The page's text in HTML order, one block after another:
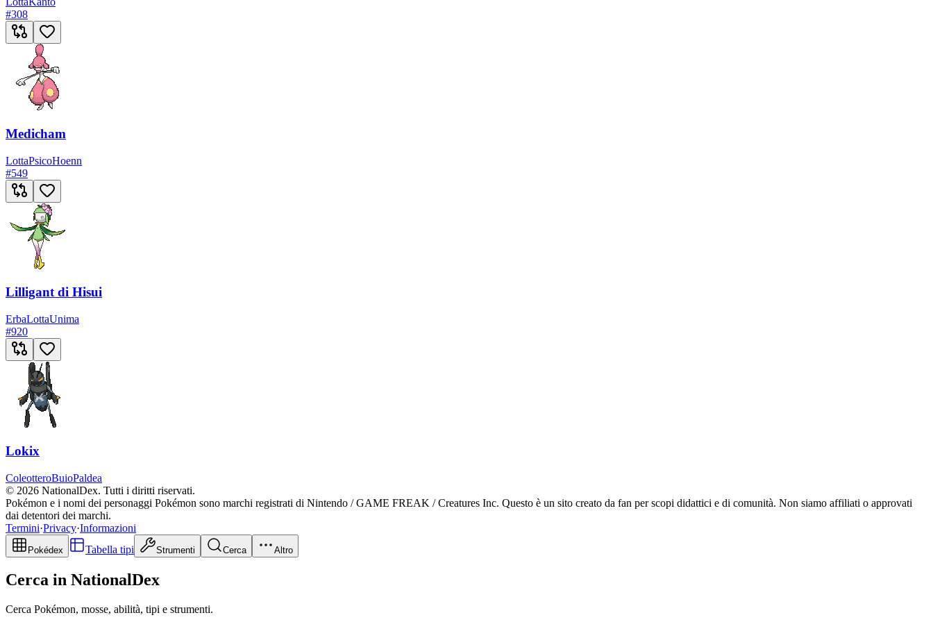
#308
Medicham
LottaPsicoHoenn
#549
Lilligant di Hisui
ErbaLottaUnima
#920
Lokix
ColeotteroBuioPaldea
© 2026 NationalDex. Tutti i diritti riservati.
Pokémon e i nomi dei personaggi Pokémon sono marchi registrati di Nintendo / GAME FREAK / Creatures Inc. Questo è un sito creato da fan per scopi didattici e di comunità. Non siamo affiliati o approvati
dai detentori dei marchi.
Termini·Privacy·Informazioni
Pokédex Tabella tipi Strumenti Cerca Altro
Cerca in NationalDex
Cerca Pokémon, mosse, abilità, tipi e strumenti.